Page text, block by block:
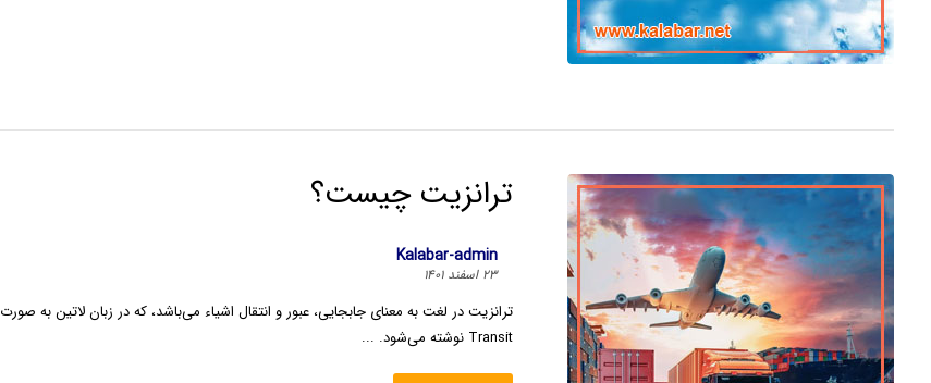
ترانزیت چیست؟
Kalabar-admin
۲۳ اسفند ۱۴۰۱
ترانزیت در لغت به معنای جابجایی، عبور و انتقال اشیاء می‌باشد، که در زبان لاتین به صورت
Transit نوشته می‌شود. ...